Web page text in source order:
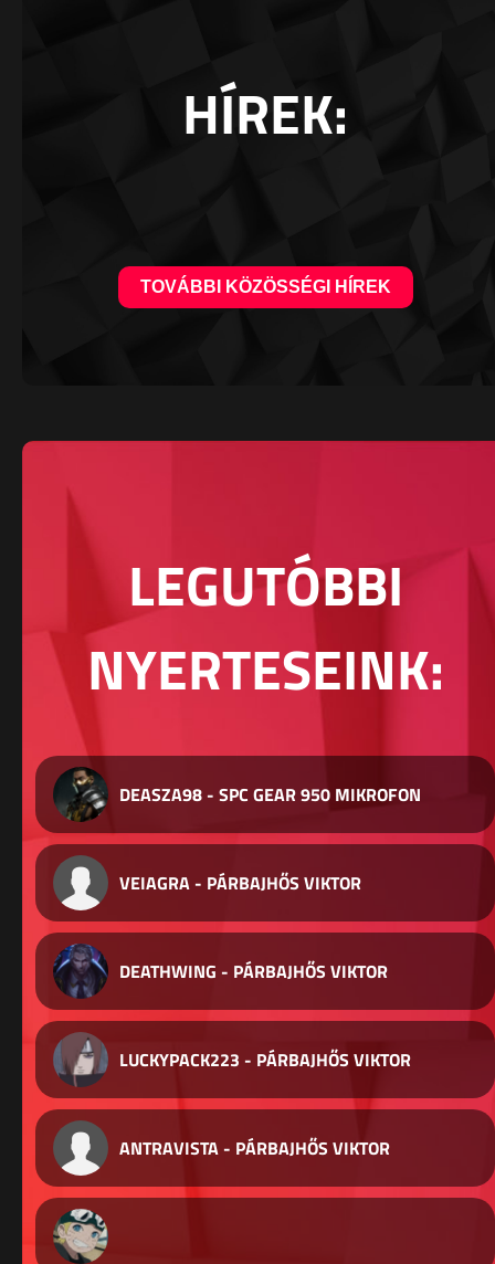
HÍREK:
TOVÁBBI KÖZÖSSÉGI HÍREK
LEGUTÓBBI
NYERTESEINK:
DEASZA98 - SPC GEAR 950 MIKROFON
VEIAGRA - PÁRBAJHŐS VIKTOR
DEATHWING - PÁRBAJHŐS VIKTOR
LUCKYPACK223 - PÁRBAJHŐS VIKTOR
ANTRAVISTA - PÁRBAJHŐS VIKTOR